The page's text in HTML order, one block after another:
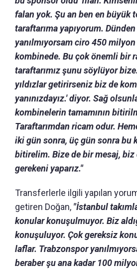
falan yok. Şu an ben en büyük
taraftarıma yapıyorum.
yanılmıyorsam ciro 450
kombinede. Bu çok önemli bir
taraftarımız şunu söylüyor
yıldızlar getirirseniz biz de
yanınızdayız.' diyor. Sağ
kombinelerin tamamının
Taraftarımdan ricam odur.
iki gün sonra, üç gün sonra bu
bitirelim. Bize de bir mesaj, biz
gerekeni yaparız."
Transferlerle ilgili yapılan
getiren Doğan, "İstanbul
konular konuşulmuyor. Biz
konuşuluyor. Çok gereksiz
laflar. Trabzonspor
beraber şu ana kadar 100